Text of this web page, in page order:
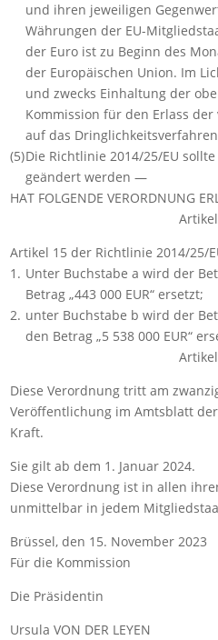
und ihren jeweiligen
Währungen der EU-
der Euro ist zu Beginn des
der Europäischen Union. Im
und zwecks Einhaltung der
Kommission für den Erlass
auf das
(5)Die Richtlinie 2014/25/EU
geändert werden —
HAT FOLGENDE VERORDNUNG
Artikel 15 der Richtlinie 2014/25/
1. Unter Buchstabe a wird der
Betrag „443 000 EUR“ ersetzt;
2. unter Buchstabe b wird der
den Betrag „5 538 000 EUR“
Diese Verordnung tritt am
Veröffentlichung imAmtsblatt
Kraft.
Sie gilt ab dem 1. Januar 2024.
Diese Verordnung ist in allen
unmittelbar in jedem
Brüssel, den 15. November 2023
Für die Kommission
Die Präsidentin
Ursula VON DER LEYEN